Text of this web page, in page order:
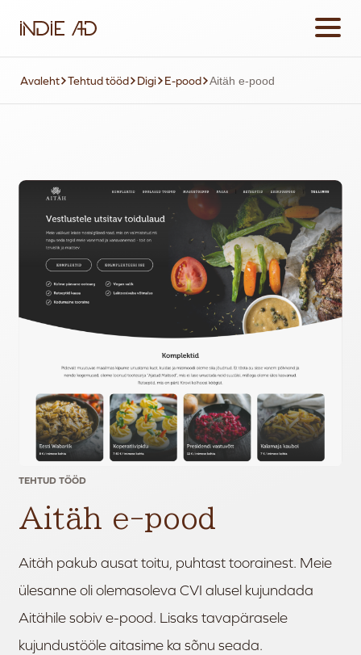
Avaleht Tehtud tööd Digi E-pood Aitäh e-pood
TEHTUD TÖÖD
Aitäh e-pood
Aitäh pakub ausat toitu, puhtast toorainest. Meie
ülesanne oli olemasoleva CVI alusel kujundada
Aitähile sobiv e-pood. Lisaks tavapärasele
kujundustööle aitasime ka sõnu seada.